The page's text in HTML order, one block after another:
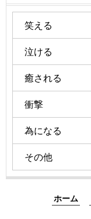
笑える
泣ける
癒される
衝撃
為になる
その他
ホーム